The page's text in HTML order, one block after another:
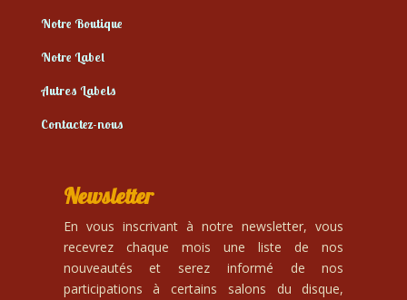
Notre Boutique
Notre Label
Autres Labels
Contactez-nous
Newsletter
En vous inscrivant à notre newsletter, vous
recevrez chaque mois une liste de nos
nouveautés et serez informé de nos
participations à certains salons du disque,